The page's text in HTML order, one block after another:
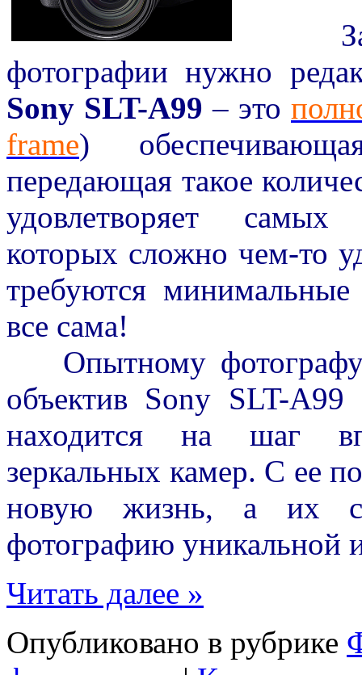
фотографии нужно
Sony SLT-A99 – это
frame)
передающая такое
удовлетворяет самых
которых сложно чем-то
требуются
все сама!
Опытному фотографу
объектив Sony SLT-
находится на шаг
зеркальных камер. С ее
новую жизнь, а их
фотографию уникальной
Читать далее »
Опубликовано в рубрике